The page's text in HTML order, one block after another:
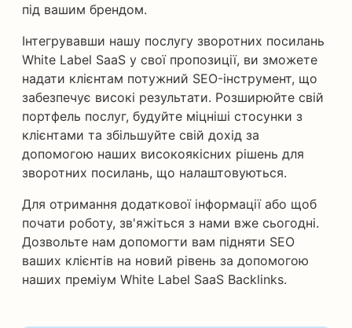
під вашим брендом.
Інтегрувавши нашу послугу зворотних посилань
White Label SaaS у свої пропозиції, ви зможете
надати клієнтам потужний SEO-інструмент, що
забезпечує високі результати. Розширюйте свій
портфель послуг, будуйте міцніші стосунки з
клієнтами та збільшуйте свій дохід за
допомогою наших високоякісних рішень для
зворотних посилань, що налаштовуються.
Для отримання додаткової інформації або щоб
почати роботу, зв'яжіться з нами вже сьогодні.
Дозвольте нам допомогти вам підняти SEO
ваших клієнтів на новий рівень за допомогою
наших преміум White Label SaaS Backlinks.